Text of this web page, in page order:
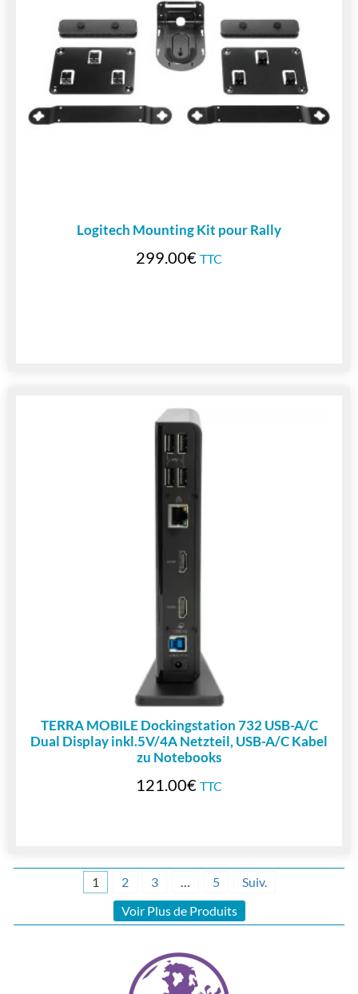
Logitech Mounting Kit pour Rally
299.00€ TTC
TERRA MOBILE Dockingstation 732 USB-A/C
Dual Display inkl.5V/4A Netzteil, USB-A/C Kabel
zu Notebooks
121.00€ TTC
1 2 3 … 5
Suiv.
Voir Plus de Produits